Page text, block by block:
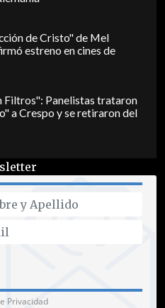
de Cristo" de Mel
estreno en cines de
Filtros": Panelistas trataron
a Crespo y se retiraron del
Privacidad